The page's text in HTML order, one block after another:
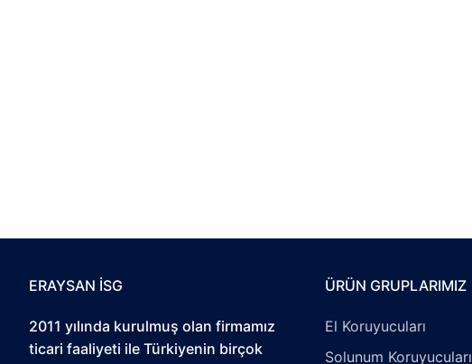
ERAYSAN İSG
2011 yılında kurulmuş olan firmamız
ticari faaliyeti ile Türkiyenin birçok
ÜRÜN GRUPLARIMIZ
El Koruyucuları
Solunum Koruyucuları